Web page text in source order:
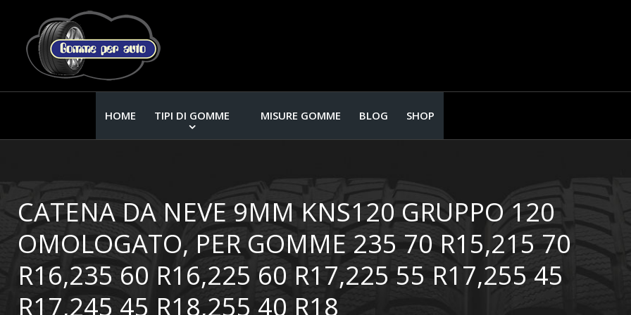
HOME TIPI DI GOMME MISURE GOMME BLOG SHOP
CATENA DA NEVE 9MM KNS120 GRUPPO 120
OMOLOGATO, PER GOMME 235 70 R15,215 70
R16,235 60 R16,225 60 R17,225 55 R17,255 45
R17,245 45 R18,255 40 R18